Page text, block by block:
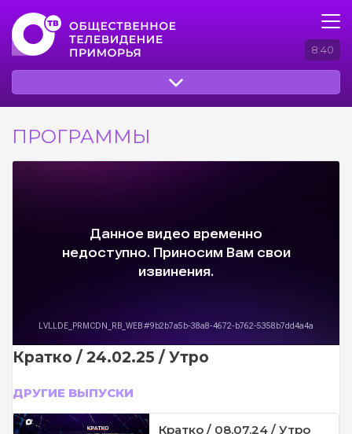
8:40
ПРОГРАММЫ
Кратко / 24.02.25 / Утро
ДРУГИЕ ВЫПУСКИ
Кратко / 08.07.24 / Утро